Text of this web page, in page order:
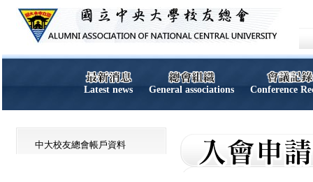
Latest news General associations Conference
中大校友總會帳戶資料